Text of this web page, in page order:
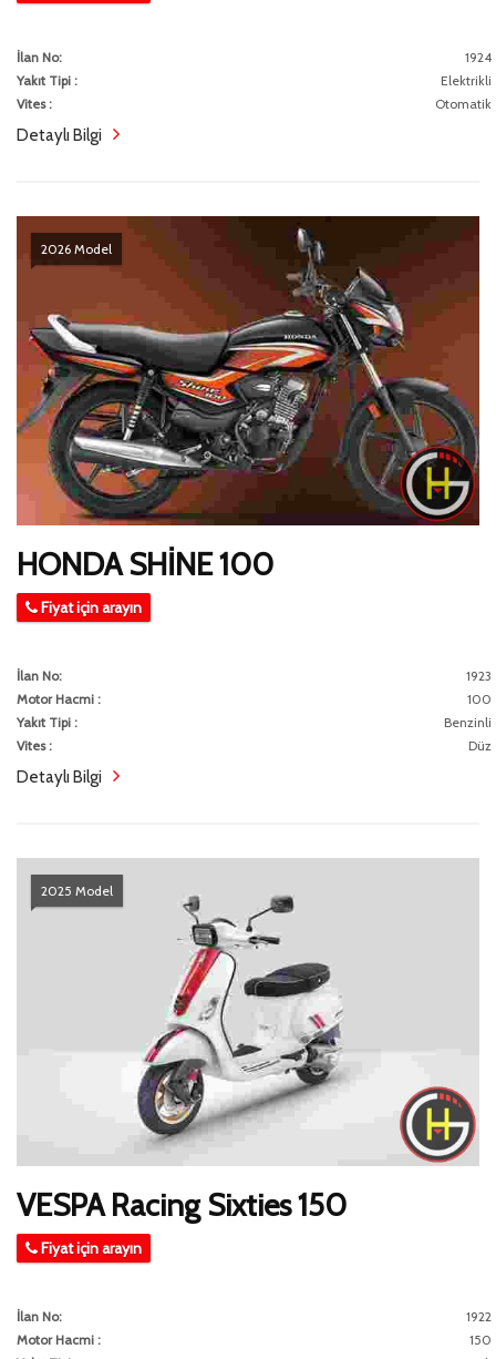
İlan No:
1924
Yakıt Tipi :
Elektrikli
Vites :
Otomatik
Detaylı Bilgi
2026 Model
HONDA SHİNE 100
Fiyat için arayın
İlan No:
1923
Motor Hacmi :
100
Yakıt Tipi :
Benzinli
Vites :
Düz
Detaylı Bilgi
2025 Model
VESPA Racing Sixties 150
Fiyat için arayın
İlan No:
1922
Motor Hacmi :
150